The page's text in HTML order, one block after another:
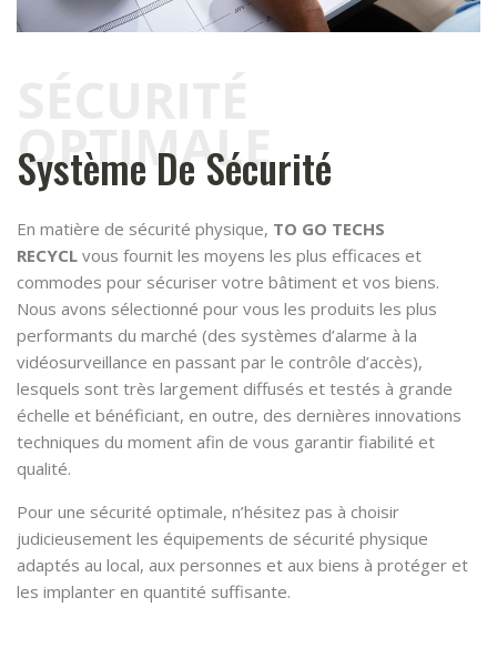
OPTIMALE
Système De Sécurité
En matière de sécurité physique, TO GO TECHS
RECYCL vous fournit les moyens les plus efficaces et
commodes pour sécuriser votre bâtiment et vos biens.
Nous avons sélectionné pour vous les produits les plus
performants du marché (des systèmes d’alarme à la
vidéosurveillance en passant par le contrôle d’accès),
lesquels sont très largement diffusés et testés à grande
échelle et bénéficiant, en outre, des dernières innovations
techniques du moment afin de vous garantir fiabilité et
qualité.
Pour une sécurité optimale, n’hésitez pas à choisir
judicieusement les équipements de sécurité physique
adaptés au local, aux personnes et aux biens à protéger et
les implanter en quantité suffisante.